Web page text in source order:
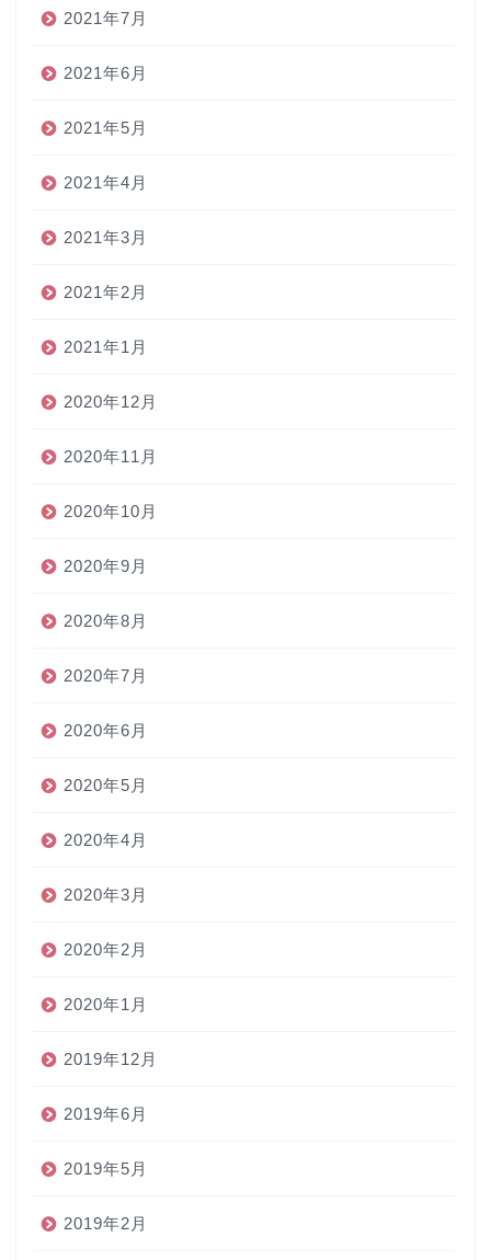
2021年7月
2021年6月
2021年5月
2021年4月
2021年3月
2021年2月
2021年1月
2020年12月
2020年11月
2020年10月
2020年9月
2020年8月
2020年7月
2020年6月
2020年5月
2020年4月
2020年3月
2020年2月
2020年1月
2019年12月
2019年6月
2019年5月
2019年2月